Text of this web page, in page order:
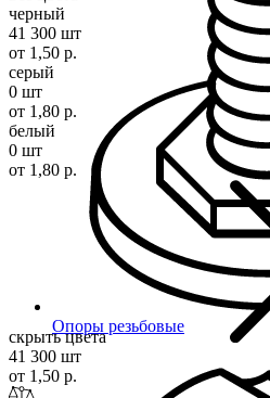
Опоры резьбовые
черный
41 300 шт
от 1,50 р.
серый
0 шт
от 1,80 р.
белый
0 шт
от 1,80 р.
скрыть цвета
41 300 шт
от 1,50 р.